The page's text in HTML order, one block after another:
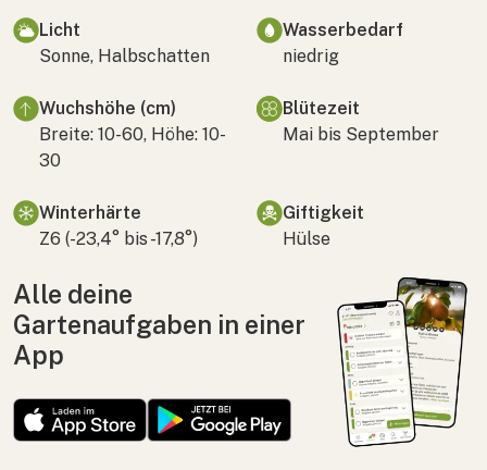
Licht
Sonne, Halbschatten
Wasserbedarf
niedrig
Wuchshöhe (cm)
Breite: 10-60, Höhe: 10-
30
Blütezeit
Mai bis September
Winterhärte
Z6 (-23,4° bis -17,8°)
Giftigkeit
Hülse
Alle deine
Gartenaufgaben in einer
App